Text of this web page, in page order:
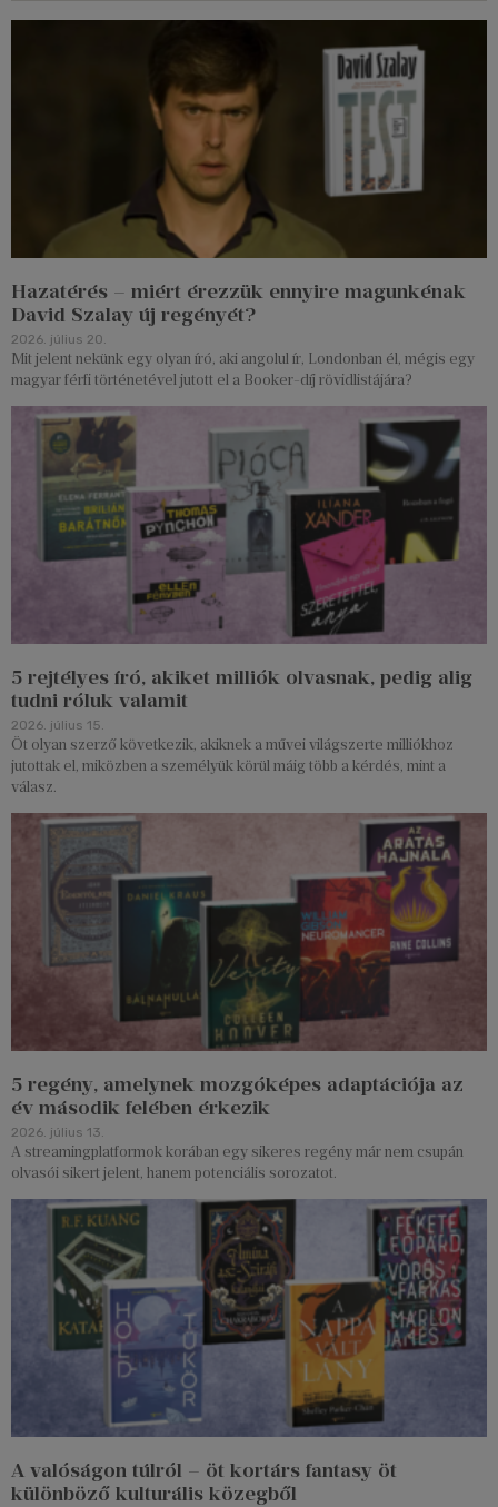
Hazatérés – miért érezzük ennyire magunkénak
David Szalay új regényét?
2026. július 20.
Mit jelent nekünk egy olyan író, aki angolul ír, Londonban él, mégis egy
magyar férfi történetével jutott el a Booker-díj rövidlistájára?
5 rejtélyes író, akiket milliók olvasnak, pedig alig
tudni róluk valamit
2026. július 15.
Öt olyan szerző következik, akiknek a művei világszerte milliókhoz
jutottak el, miközben a személyük körül máig több a kérdés, mint a
válasz.
5 regény, amelynek mozgóképes adaptációja az
év második felében érkezik
2026. július 13.
A streamingplatformok korában egy sikeres regény már nem csupán
olvasói sikert jelent, hanem potenciális sorozatot.
A valóságon túlról – öt kortárs fantasy öt
különböző kulturális közegből